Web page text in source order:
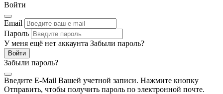
Войти
Email
Пароль
У меня ещё нет аккаунта Забыли пароль?
Забыли пароль?
Введите E-Mail Вашей учетной записи. Нажмите кнопку
Отправить, чтобы получить пароль по электронной почте.